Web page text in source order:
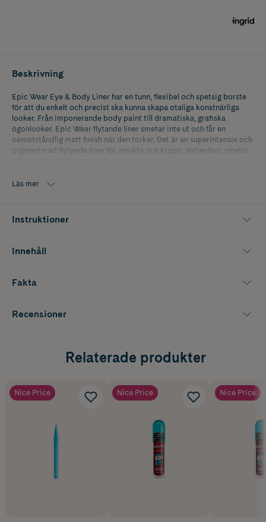
Beskrivning
Epic Wear Eye & Body Liner har en tunn, flexibel och spetsig borste
för att du enkelt och precist ska kunna skapa otaliga konstnärliga
looker. Från imponerande body paint till dramatiska, grafiska
ögonlooker. Epic Wear flytande liner smetar inte ut och får en
oemotståndlig matt finish när den torkar. Det är en superintensiv och
pigmenterad flytande liner för ansikte och kropp. Vattenfast, smetar
Kombinationen av silikon och silikonherts skapar en plastliknande
Läs mer
Instruktioner
Innehåll
Fakta
Recensioner
Relaterade produkter
Nice Price Nice Price Nice Price